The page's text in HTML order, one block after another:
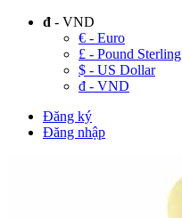
đ - VND
€ - Euro
£ - Pound Sterling
$ - US Dollar
đ - VND
Đăng ký
Đăng nhập